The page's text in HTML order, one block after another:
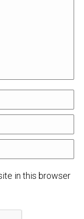
in this browser